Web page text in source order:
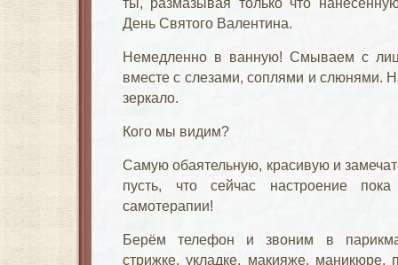
День Святого Валентина.
Немедленно в ванную! Смываем с
вместе с слезами, соплями и слюнями.
зеркало.
Кого мы видим?
Самую обаятельную, красивую и
пусть, что сейчас настроение
самотерапии!
Берём телефон и звоним в
стрижке, укладке, макияже,